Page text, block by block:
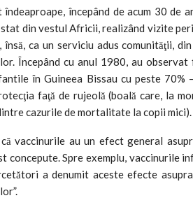
începând de acum 30 de
din vestul Africii, realizând vizite
ca un serviciu adus comunităţii,
Începând cu anul 1980, au
în Guineea Bissau cu peste 70%
faţă de rujeolă (boală care, la
cazurile de mortalitate la copii mici).
vaccinurile au un efect general
Spre exemplu, vaccinurile
a denumit aceste efecte